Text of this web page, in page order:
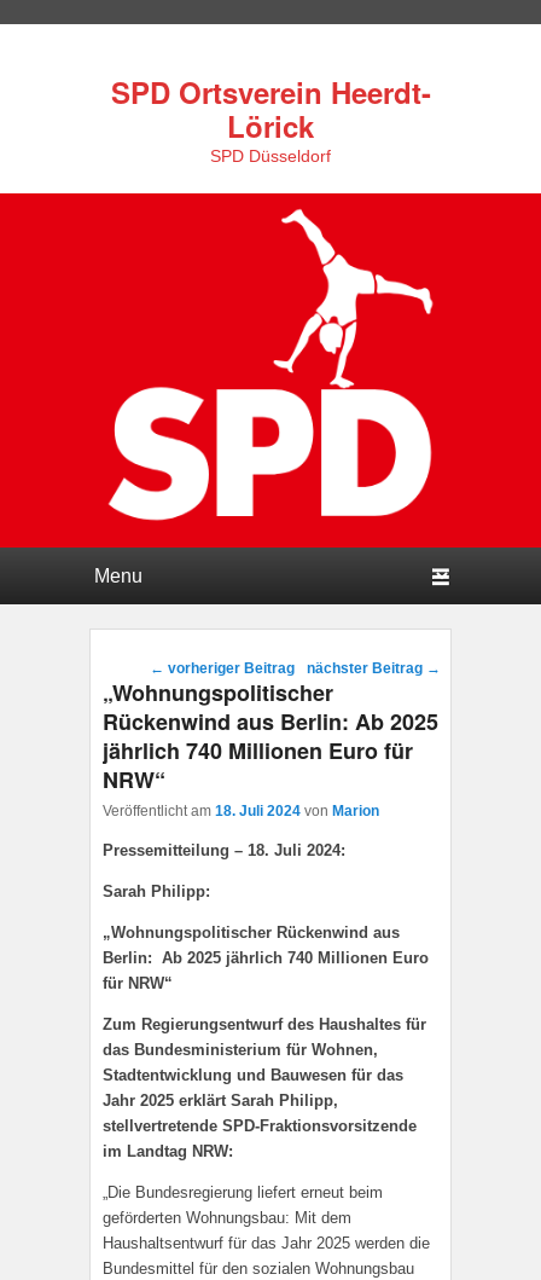
SPD Ortsverein Heerdt-
Lörick
SPD Düsseldorf
Beitragsnavigation
← vorheriger Beitrag nächster Beitrag →
„Wohnungspolitischer
Rückenwind aus Berlin: Ab 2025
jährlich 740 Millionen Euro für
NRW“
Veröffentlicht am 18. Juli 2024 von Marion
Pressemitteilung – 18. Juli 2024:
Sarah Philipp:
„Wohnungspolitischer Rückenwind aus
Berlin: Ab 2025 jährlich 740 Millionen Euro
für NRW“
Zum Regierungsentwurf des Haushaltes für
das Bundesministerium für Wohnen,
Stadtentwicklung und Bauwesen für das
Jahr 2025 erklärt Sarah Philipp,
stellvertretende SPD-Fraktionsvorsitzende
im Landtag NRW:
„Die Bundesregierung liefert erneut beim
geförderten Wohnungsbau: Mit dem
Haushaltsentwurf für das Jahr 2025 werden die
Bundesmittel für den sozialen Wohnungsbau